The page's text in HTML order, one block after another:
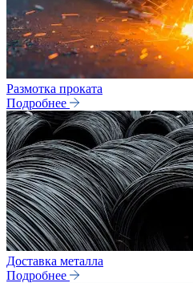
Размотка проката
Подробнее
Доставка металла
Подробнее